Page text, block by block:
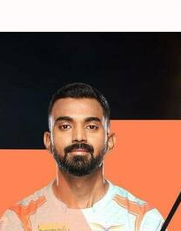
किया
राइडर्स (KKR) और
उनके स्थान पर